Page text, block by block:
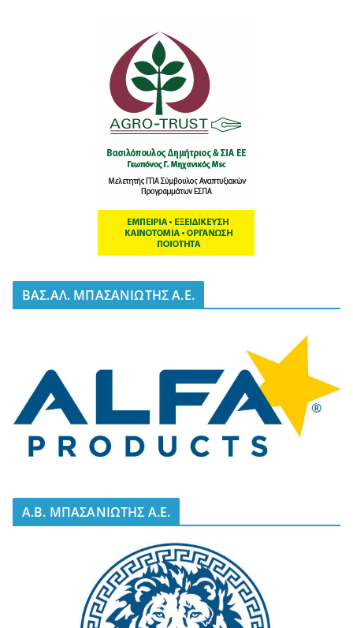
BΑΣ.ΑΛ. ΜΠΑΣΑΝΙΩΤΗΣ Α.Ε.
A.B. ΜΠΑΣΑΝΙΩΤΗΣ Α.Ε.